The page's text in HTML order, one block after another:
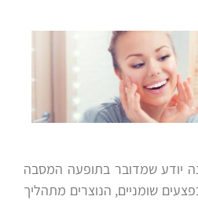
יודע שמדובר בתופעה המסבה
שומניים, הנוצרים מתהליך